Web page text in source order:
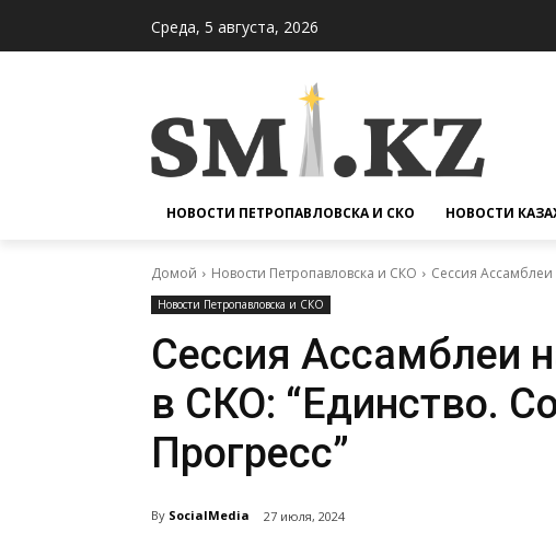
Среда, 5 августа, 2026
НОВОСТИ ПЕТРОПАВЛОВСКА И СКО НОВОСТИ
Домой Новости Петропавловска и СКО Сессия
Новости Петропавловска и СКО
Сессия Ассамблеи
в СКО: “Единство.
Прогресс”
By SocialMedia 27 июля, 2024